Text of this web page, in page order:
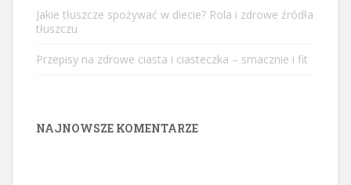
Jakie tłuszcze spożywać w diecie? Rola i zdrowe źródła
tłuszczu
Przepisy na zdrowe ciasta i ciasteczka – smacznie i fit
NAJNOWSZE KOMENTARZE